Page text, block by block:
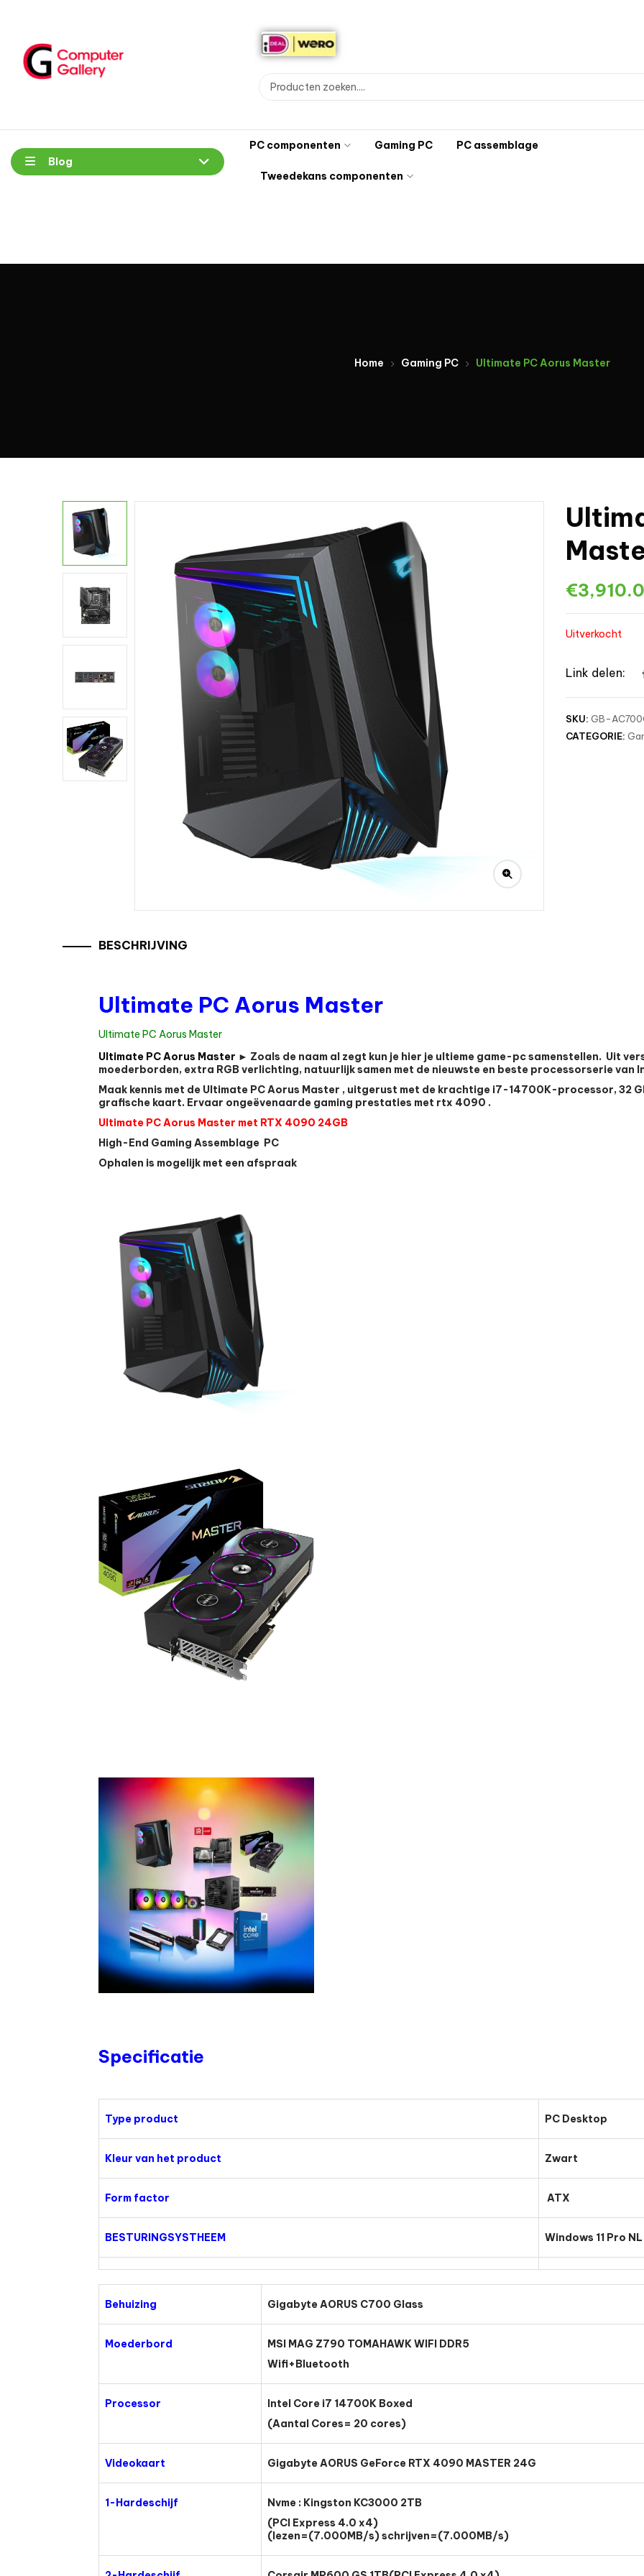
Blog
PC componenten Gaming PC PC assemblage
Tweedekans componenten
Home Gaming PC Ultimate PC Aorus Master
€
Uitverkocht
Link delen:
SKU: GB-
CATEGORIE:
BESCHRIJVING
Ultimate PC Aorus Master
Ultimate PC Aorus Master
Ultimate PC Aorus Master ► Zoals de naam al zegt kun je hier je ultieme game-pc samenstellen. Uit
moederborden, extra RGB verlichting, natuurlijk samen met de nieuwste en beste processorserie van
Maak kennis met de Ultimate PC Aorus Master , uitgerust met de krachtige i7-14700K-processor, 32
grafische kaart. Ervaar ongeëvenaarde gaming prestaties met rtx 4090 .
Ultimate PC Aorus Master met RTX 4090 24GB
High-End Gaming Assemblage PC
Ophalen is mogelijk met een afspraak
Specificatie
Type product PC Desktop
Kleur van het product Zwart
Form factor ATX
BESTURINGSYSTHEEM Windows 11 Pro NL
Behuizing Gigabyte AORUS C700 Glass
Moederbord
MSI MAG Z790 TOMAHAWK WIFI DDR5
Wifi+Bluetooth
Processor
Intel Core i7 14700K Boxed
(Aantal Cores= 20 cores)
Videokaart Gigabyte AORUS GeForce RTX 4090 MASTER 24G
1-Hardeschijf
Nvme : Kingston KC3000 2TB
(PCI Express 4.0 x4)
(lezen=(7.000MB/s) schrijven=(7.000MB/s)